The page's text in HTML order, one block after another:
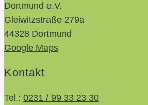
Dortmund e.V.
Gleiwitzstraße 279a
44328 Dortmund
Google Maps
Kontakt
Tel.: 0231 / 99 33 23 30